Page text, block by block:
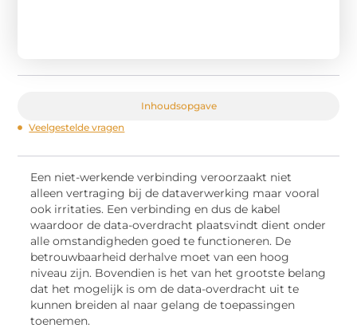
Inhoudsopgave
Veelgestelde vragen
Een niet-werkende verbinding veroorzaakt niet
alleen vertraging bij de dataverwerking maar vooral
ook irritaties. Een verbinding en dus de kabel
waardoor de data-overdracht plaatsvindt dient onder
alle omstandigheden goed te functioneren. De
betrouwbaarheid derhalve moet van een hoog
niveau zijn. Bovendien is het van het grootste belang
dat het mogelijk is om de data-overdracht uit te
kunnen breiden al naar gelang de toepassingen
toenemen.